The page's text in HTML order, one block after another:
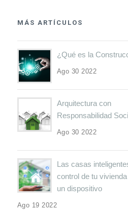
MÁS ARTÍCULOS
¿Qué es la
Ago 30 2022
Arquitectura con
Responsabilidad
Ago 30 2022
Las casas
control de tu
un dispositivo
Ago 19 2022